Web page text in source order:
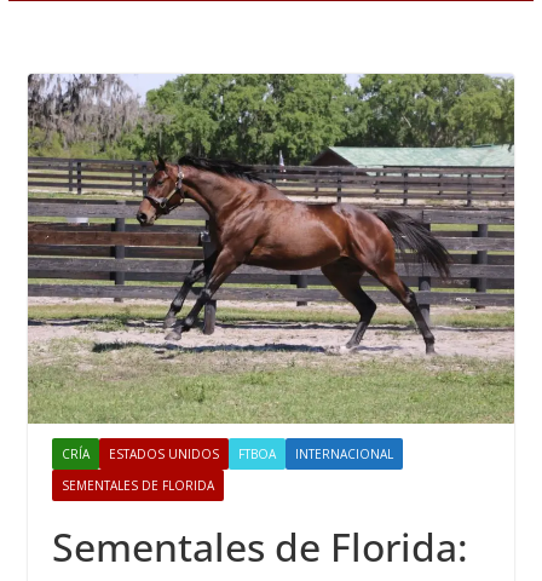
CRÍA ESTADOS UNIDOS FTBOA
INTERNACIONAL
SEMENTALES DE FLORIDA
Sementales de Florida: